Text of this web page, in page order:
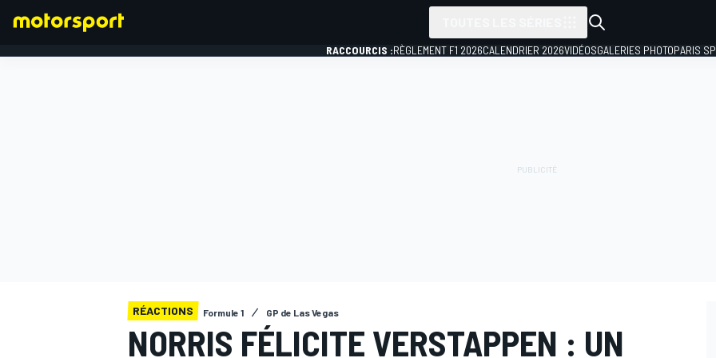
RACCOURCIS :RÈGLEMENT F1 2026CALENDRIER 2026VIDÉOSGALERIES PHOTOPARIS
RÉACTIONS Formule 1 GP de Las Vegas
NORRIS FÉLICITE VERSTAPPEN : UN